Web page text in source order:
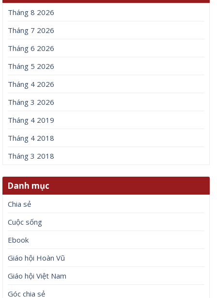
Tháng 8 2026
Tháng 7 2026
Tháng 6 2026
Tháng 5 2026
Tháng 4 2026
Tháng 3 2026
Tháng 4 2019
Tháng 4 2018
Tháng 3 2018
Danh mục
Chia sẻ
Cuộc sống
Ebook
Giáo hội Hoàn Vũ
Giáo hội Việt Nam
Góc chia sẻ